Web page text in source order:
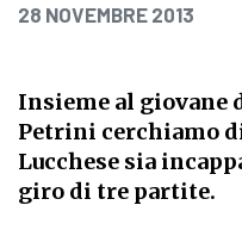
PUBBLICATO IL
28 NOVEMBRE 2013
Insieme al giovane
Petrini cerchiamo
Lucchese sia
giro di tre partite.